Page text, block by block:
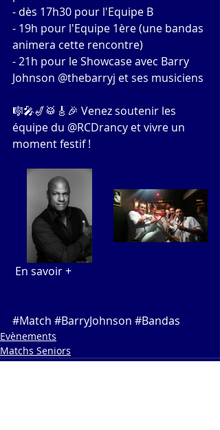
- dès 17h30 pour l'Equipe B
- 19h pour l'Equipe 1ère (une bandas
animera cette rencontre)
- 21h pour le Showcase avec Barry
Johnson @thebarryj et ses musiciens
🎼🎤🎷🥁🎸🎉 Venez soutenir les
équipe du @RCDrancy et vivre un
moment festif !
En savoir +
#Match #BarryJohnson #Bandas
Evènements
Matchs Seniors